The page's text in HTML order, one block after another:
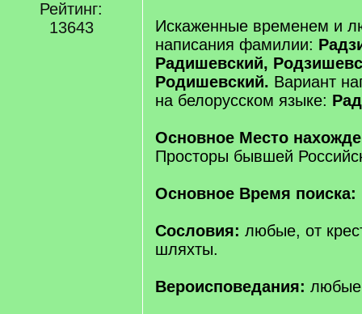
Рейтинг:
13643
Искаженные временем и
написания фамилии:
Радишевский,
Родишевский. Вариант
на белорусском языке:
Основное Место
Просторы бывшей
Основное Время поиска:
Сословия: любые, от
шляхты.
Вероисповедания: